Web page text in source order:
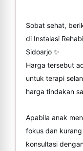
Sobat sehat,
di Instalasi
Sidoarjo ✨️
Harga tersebut
untuk terapi
harga tindakan
Apabila anak
fokus dan
konsultasi